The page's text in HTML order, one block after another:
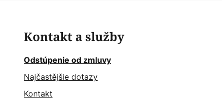
Kontakt a služby
Odstúpenie od zmluvy
Najčastějšie dotazy
Kontakt